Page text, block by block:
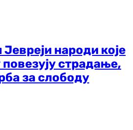
народи које
повезују страдање,
за слободу